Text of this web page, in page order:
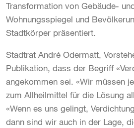
Transformation von Gebäude-
Wohnungsspiegel und
Stadtkörper präsentiert.
Stadtrat André Odermatt,
Publikation, dass der Begriff
angekommen sei. «Wir müssen
zum Allheilmittel für die Lösung
«Wenn es uns gelingt,
dann sind wir auch in der Lage,